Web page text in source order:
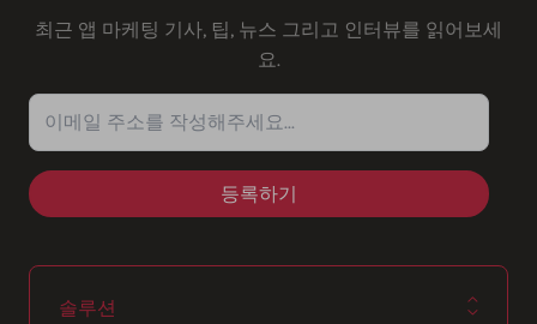
최근 앱 마케팅 기사, 팁, 뉴스 그리고 인터뷰를 읽어보세
요.
이메일 주소를 작성해주세요...
솔루션